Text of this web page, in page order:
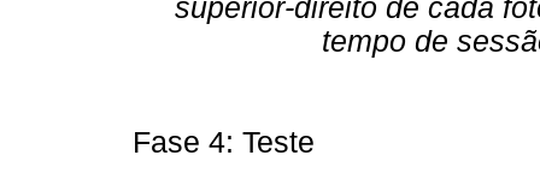
superior-direito de cada
tempo de
Fase 4: Teste